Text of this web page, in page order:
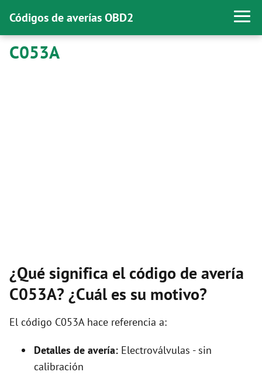
Códigos de averías OBD2
C053A
¿Qué significa el código de avería
C053A? ¿Cuál es su motivo?
El código C053A hace referencia a:
Detalles de avería: Electroválvulas - sin
calibración